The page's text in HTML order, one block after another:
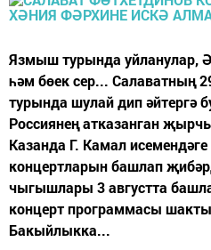
Язмыш турында уйланулар,
һәм бөек сер... Салаватның
турында шулай дип әйтергә
Россиянең атказанган
Казанда Г. Камал
концертларын башлап
чыгышлары 3 августта
концерт программасы
Бакыйлыкка...